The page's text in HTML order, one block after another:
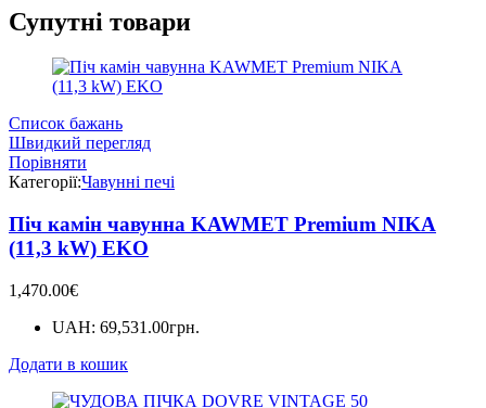
Супутні товари
Список бажань
Швидкий перегляд
Порівняти
Категорії:Чавунні печі
Піч камін чавунна KAWMET Premium NIKA
(11,3 kW) EKO
1,470.00€
UAH: 69,531.00грн.
Додати в кошик